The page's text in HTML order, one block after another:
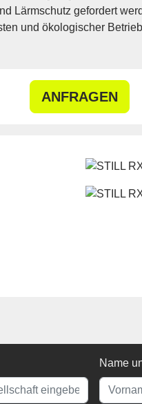
Lärmschutz gefordert
und ökologischer
ANFRAGEN
Name